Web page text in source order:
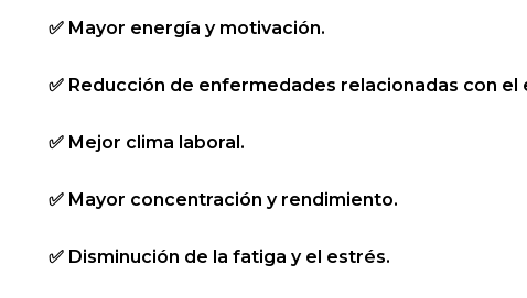
✅ Mayor energía y motivación.
✅ Reducción de enfermedades relacionadas con el
✅ Mejor clima laboral.
✅ Mayor concentración y rendimiento.
✅ Disminución de la fatiga y el estrés.